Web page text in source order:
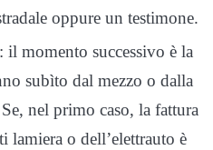
oppure un testimone.
: il momento successivo è la
subìto dal mezzo o dalla
nel primo caso, la fattura
lamiera o dell’elettrauto è